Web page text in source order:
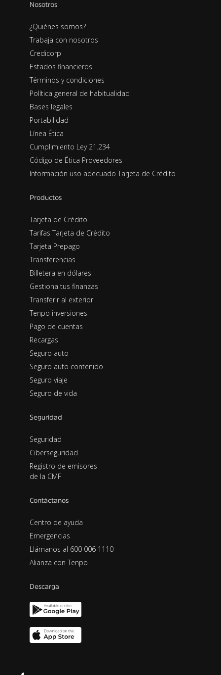
Nosotros
¿Quiénes somos?
Trabaja con nosotros
Credicorp
Estados financieros
Términos y condiciones
Política general de habitualidad
Bases legales
Portabilidad
Línea Ética
Cumplimiento Ley 21.234
Código de Ética Proveedores
Información uso adecuado Tarjeta de Crédito
Productos
Tarjeta de Crédito
Tarifas Tarjeta de Crédito
Tarjeta Prepago
Transferencias
Billetera en dólares
Gestiona tus finanzas
Transferir al exterior
Tenpo inversiones
Pago de cuentas
Recargas
Seguro auto
Seguro auto contenido
Seguro viaje
Seguro de vida
Seguridad
Seguridad
Ciberseguridad
Registro de emisores
de la CMF
Contáctanos
Centro de ayuda
Emergencias
Llámanos al 600 006 1110
Alianza con Tenpo
Descarga